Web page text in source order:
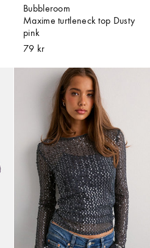
Bubbleroom
Maxime turtleneck top Dusty
pink
79 kr